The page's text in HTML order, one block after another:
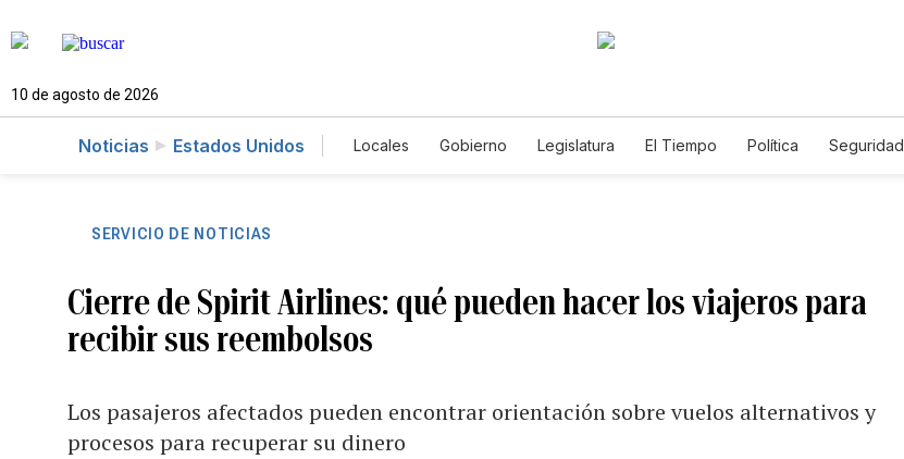
10 de agosto de 2026
Noticias Estados Unidos Locales Gobierno Legislatura El Tiempo Política Seguridad
SERVICIO DE NOTICIAS
Cierre de Spirit Airlines: qué pueden hacer los viajeros para
recibir sus reembolsos
Los pasajeros afectados pueden encontrar orientación sobre vuelos alternativos y
procesos para recuperar su dinero